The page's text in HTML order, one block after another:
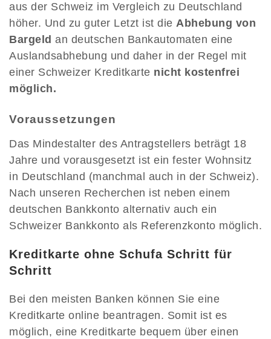
aus der Schweiz im Vergleich zu Deutschland
höher. Und zu guter Letzt ist die Abhebung von
Bargeld an deutschen Bankautomaten eine
Auslandsabhebung und daher in der Regel mit
einer Schweizer Kreditkarte nicht kostenfrei
möglich.
Voraussetzungen
Das Mindestalter des Antragstellers beträgt 18
Jahre und vorausgesetzt ist ein fester Wohnsitz
in Deutschland (manchmal auch in der Schweiz).
Nach unseren Recherchen ist neben einem
deutschen Bankkonto alternativ auch ein
Schweizer Bankkonto als Referenzkonto möglich.
Kreditkarte ohne Schufa Schritt für
Schritt
Bei den meisten Banken können Sie eine
Kreditkarte online beantragen. Somit ist es
möglich, eine Kreditkarte bequem über einen